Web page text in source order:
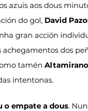
azuis aos dous
do gol, David
gran acción
dos
tamén
intentonas.
o empate a dous.